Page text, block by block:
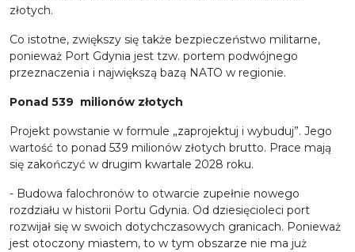
złotych.
Co istotne, zwiększy się także bezpieczeństwo militarne,
ponieważ Port Gdynia jest tzw. portem podwójnego
przeznaczenia i największą bazą NATO w regionie.
Ponad 539 milionów złotych
Projekt powstanie w formule „zaprojektuj i wybuduj”. Jego
wartość to ponad 539 milionów złotych brutto. Prace mają
się zakończyć w drugim kwartale 2028 roku.
- Budowa falochronów to otwarcie zupełnie nowego
rozdziału w historii Portu Gdynia. Od dziesięcioleci port
rozwijał się w swoich dotychczasowych granicach. Ponieważ
jest otoczony miastem, to w tym obszarze nie ma już